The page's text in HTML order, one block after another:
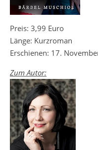
Preis: 3,99 Euro
Länge: Kurzroman
Erschienen: 17.
Zum Autor: